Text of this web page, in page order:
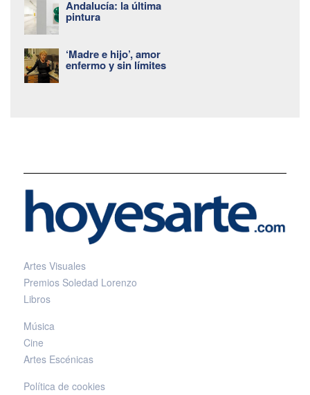
Andalucía: la última
pintura
‘Madre e hijo’, amor
enfermo y sin límites
Artes Visuales
Premios Soledad Lorenzo
Libros
Música
Cine
Artes Escénicas
Política de cookies